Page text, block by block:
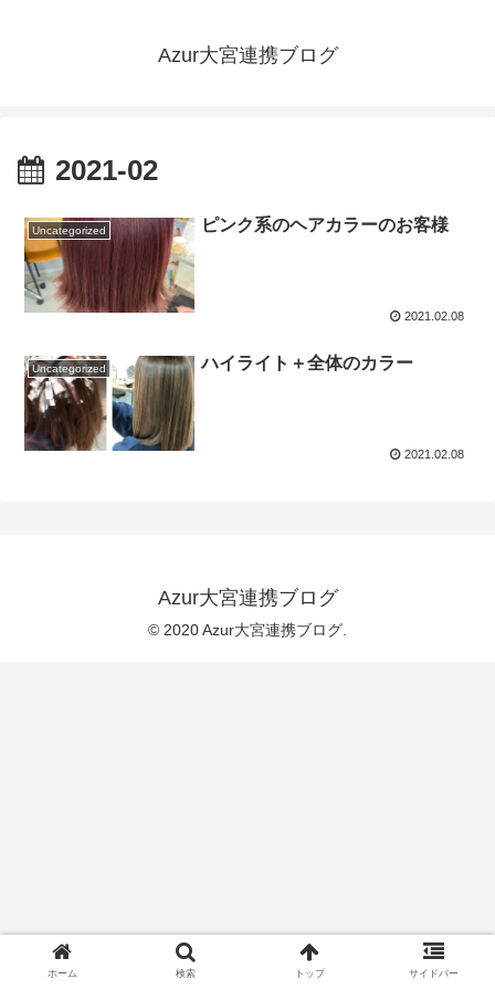
Azur大宮連携ブログ
2021-02
Uncategorized ピンク系のヘアカラーのお客様
2021.02.08
Uncategorized ハイライト＋全体のカラー
2021.02.08
Azur大宮連携ブログ
© 2020 Azur大宮連携ブログ.
ホーム 検索 トップ サイドバー